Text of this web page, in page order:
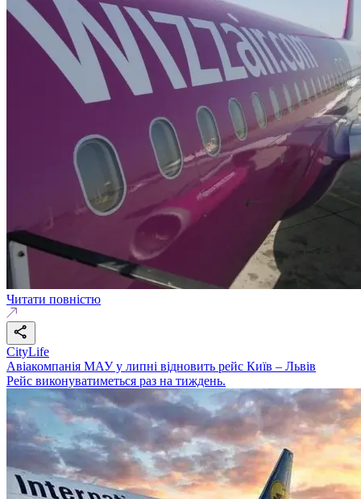
Читати повністю
CityLife
Авіакомпанія МАУ у липні відновить рейс Київ – Львів
Рейс виконуватиметься раз на тиждень.